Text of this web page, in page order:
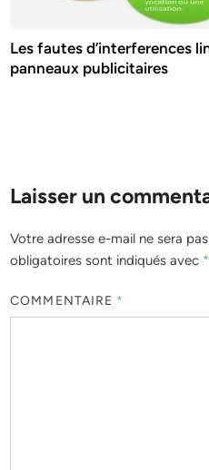
Les fautes d’interferences
panneaux publicitaires
Laisser un
Votre adresse e-mail ne sera
obligatoires sont indiqués avec *
COMMENTAIRE *